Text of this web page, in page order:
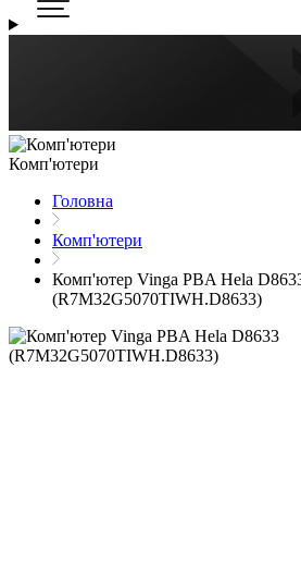
Комп'ютери
Головна
Комп'ютери
Комп'ютер Vinga PBA Hela
(R7M32G5070TIWH.D8633)